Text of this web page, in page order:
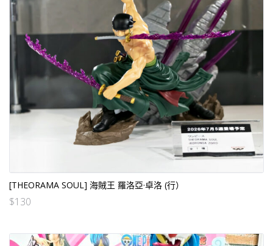
[THEORAMA SOUL] 海賊王 羅洛亞·卓洛 (行）
$130